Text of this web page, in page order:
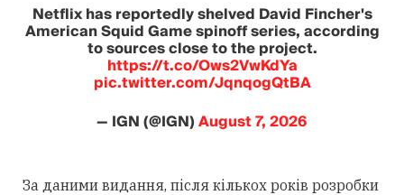
Netflix has reportedly shelved David Fincher's
American Squid Game spinoff series, according
to sources close to the project.
https://t.co/Ows2VwKdYa
pic.twitter.com/JqnqogQtBA
— IGN (@IGN)August 7, 2026
За даними видання, після кількох років розробки